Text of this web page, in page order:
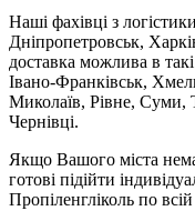
Наші фахівці з
Дніпропетровськ,
доставка можлива в
Івано-Франківськ,
Миколаїв, Рівне, Суми,
Чернівці.
Якщо Вашого міста
готові підійти
Пропіленгліколь по всій